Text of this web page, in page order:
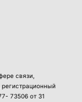
связи,
73506 от 31